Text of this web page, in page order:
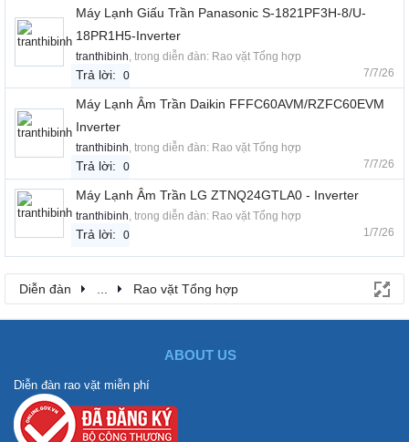
Máy Lạnh Giấu Trần Panasonic S-1821PF3H-8/U-
18PR1H5-Inverter
tranthibinh, trong diễn đàn: Rao vặt Tổng hợp
Trả lời: 0 7/7/26
Máy Lạnh Âm Trần Daikin FFFC60AVM/RZFC60EVM
Inverter
tranthibinh, trong diễn đàn: Rao vặt Tổng hợp
Trả lời: 0 7/7/26
Máy Lạnh Âm Trần LG ZTNQ24GTLA0 - Inverter
tranthibinh, trong diễn đàn: Rao vặt Tổng hợp
Trả lời: 0 1/7/26
Diễn đàn ... Rao vặt Tổng hợp
ABOUT US
Diễn đàn rao vặt miễn phí